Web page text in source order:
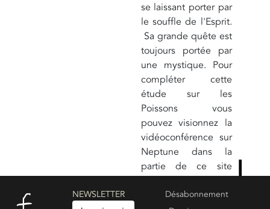
se laissant porter par
le souffle de l'Esprit.
Sa grande quête est
toujours portée par
une mystique. Pour
compléter cette
étude sur les
Poissons vous
pouvez visionnez la
vidéoconférence sur
Neptune dans la
partie de ce site
planètes. Vous
NEWSLETTER
Désabonnement